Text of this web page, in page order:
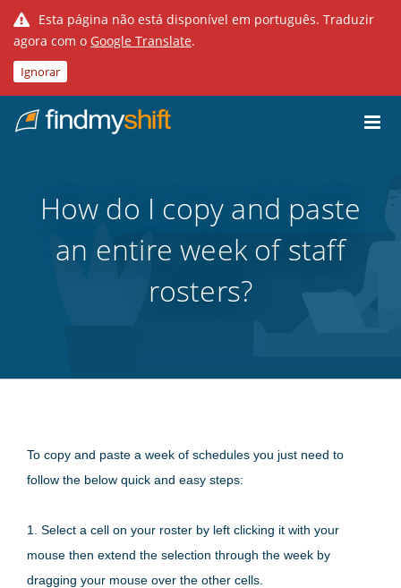
Esta página não está disponível em português. Traduzir
agora com o Google Translate.
Ignorar
Casa
How do I copy and paste
an entire week of staff
rosters?
To copy and paste a week of schedules you just need to
follow the below quick and easy steps:
1. Select a cell on your roster by left clicking it with your
mouse then extend the selection through the week by
dragging your mouse over the other cells.